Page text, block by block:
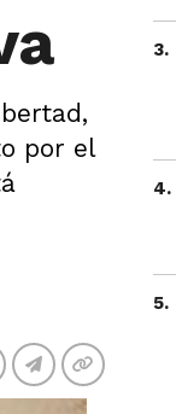
por el
3.
4.
5.